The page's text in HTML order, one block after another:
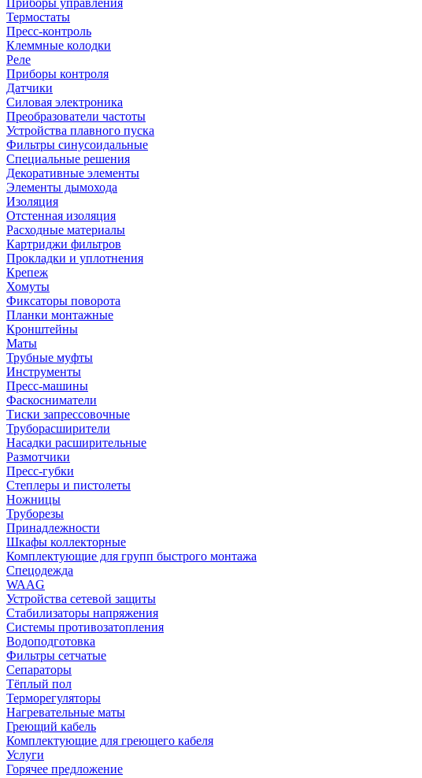
Приборы управления
Термостаты
Пресс-контроль
Клеммные колодки
Реле
Приборы контроля
Датчики
Силовая электроника
Преобразователи частоты
Устройства плавного пуска
Фильтры синусоидальные
Специальные решения
Декоративные элементы
Элементы дымохода
Изоляция
Отстенная изоляция
Расходные материалы
Картриджи фильтров
Прокладки и уплотнения
Крепеж
Хомуты
Фиксаторы поворота
Планки монтажные
Кронштейны
Маты
Трубные муфты
Инструменты
Пресс-машины
Фаскосниматели
Тиски запрессовочные
Труборасширители
Насадки расширительные
Размотчики
Пресс-губки
Степлеры и пистолеты
Ножницы
Труборезы
Принадлежности
Шкафы коллекторные
Комплектующие для групп быстрого монтажа
Спецодежда
WAAG
Устройства сетевой защиты
Стабилизаторы напряжения
Системы противозатопления
Водоподготовка
Фильтры сетчатые
Сепараторы
Тёплый пол
Терморегуляторы
Нагревательные маты
Греющий кабель
Комплектующие для греющего кабеля
Услуги
Горячее предложение